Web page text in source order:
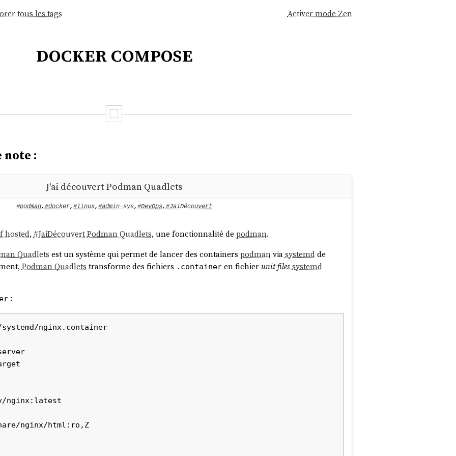
tous les tags Activer mode Zen
docker compose
note :
J'ai découvert Podman Quadlets
#podman,#docker, #linux, #admin-sys,#DevOps,#JaiDécouvert
hosted,#JaiDécouvertPodman Quadlets, une fonctionnalité depodman.
Quadlets est un système qui permet de lancer des containers podmanviasystemdde
Podman Quadlets transforme des fichiers .containeren fichierunit filessystemd
:
nginx.container
nginx:latest
nginx/html:ro,Z